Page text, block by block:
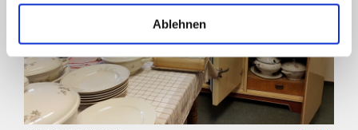
Ablehnen